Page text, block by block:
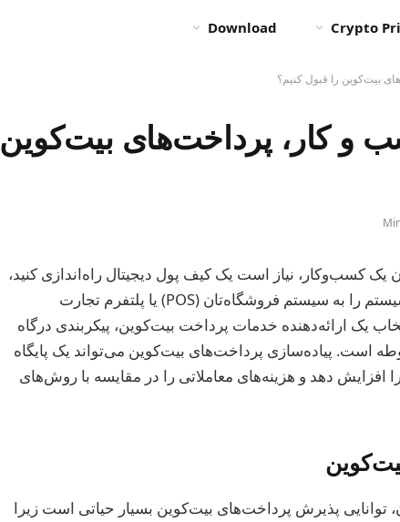
Crypto
Download
بیت‌کوین را قبول کنیم؟
و کار، پرداخت‌های بیت‌کوین
کسب‌وکار، نیاز است یک کیف پول دیجیتال راه‌اندازی کنید،
یک پردازشگر پرداخت انتخاب کنید و این سیستم را به سیستم فروشگاه‌تان (POS) یا پلتفرم تجارت
یک ارائه‌دهنده خدمات پرداخت بیت‌کوین، پیکربندی درگاه
است. پیاده‌سازی پرداخت‌های بیت‌کوین می‌تواند یک پایگاه
دهد و هزینه‌های معاملاتی را در مقایسه با روش‌های
توانایی پذیرش پرداخت‌های بیت‌کوین بسیار حیاتی است زیرا